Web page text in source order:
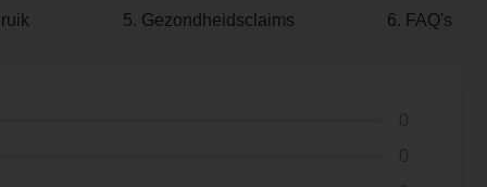
5. Gezondheidsclaims 6. FAQ's